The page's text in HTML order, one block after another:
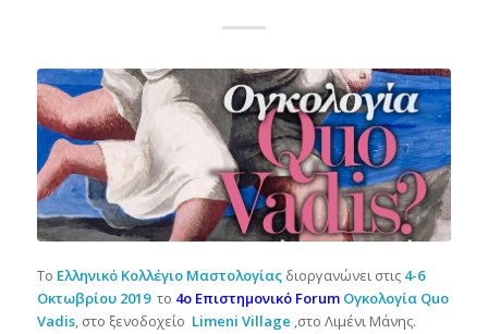
Το Ελληνικό Κολλέγιο Μαστολογίαςδιοργανώνει στις 4-6
Οκτωβρίου 2019το 4ο Επιστημονικό Forum Ογκολογία Quo
Vadis, στο ξενοδοχείο Limeni Village ,στο Λιμένι Μάνης.